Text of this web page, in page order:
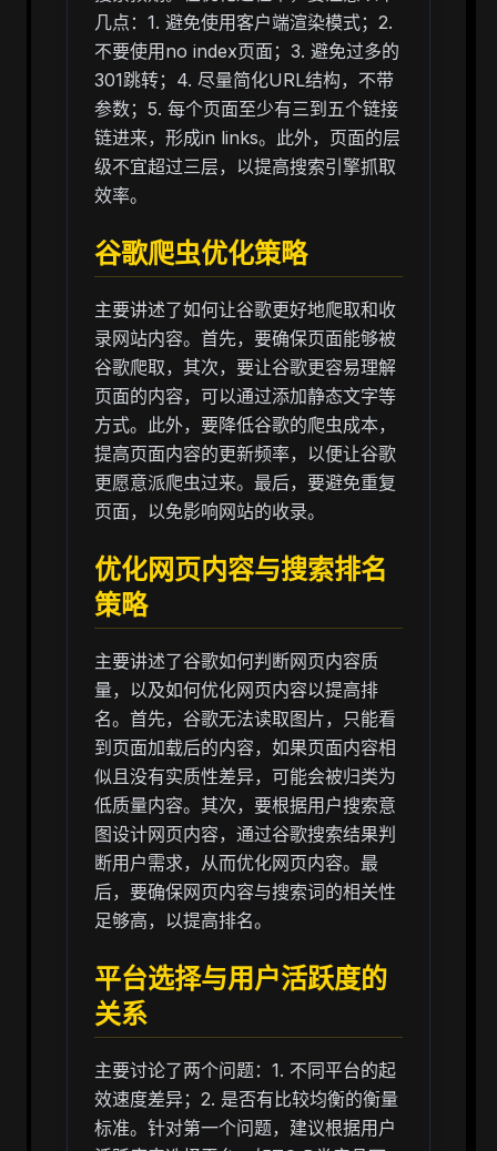
几点：1. 避免使用客户端渲染模式；2.
不要使用no index页面；3. 避免过多的
301跳转；4. 尽量简化URL结构，不带
参数；5. 每个页面至少有三到五个链接
链进来，形成in links。此外，页面的层
级不宜超过三层，以提高搜索引擎抓取
效率。
谷歌爬虫优化策略
主要讲述了如何让谷歌更好地爬取和收
录网站内容。首先，要确保页面能够被
谷歌爬取，其次，要让谷歌更容易理解
页面的内容，可以通过添加静态文字等
方式。此外，要降低谷歌的爬虫成本，
提高页面内容的更新频率，以便让谷歌
更愿意派爬虫过来。最后，要避免重复
页面，以免影响网站的收录。
优化网页内容与搜索排名
策略
主要讲述了谷歌如何判断网页内容质
量，以及如何优化网页内容以提高排
名。首先，谷歌无法读取图片，只能看
到页面加载后的内容，如果页面内容相
似且没有实质性差异，可能会被归类为
低质量内容。其次，要根据用户搜索意
图设计网页内容，通过谷歌搜索结果判
断用户需求，从而优化网页内容。最
后，要确保网页内容与搜索词的相关性
足够高，以提高排名。
平台选择与用户活跃度的
关系
主要讨论了两个问题：1. 不同平台的起
效速度差异；2. 是否有比较均衡的衡量
标准。针对第一个问题，建议根据用户